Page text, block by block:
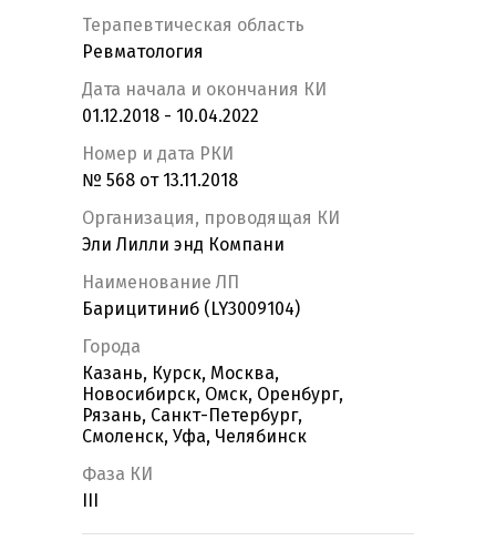
Терапевтическая область
Ревматология
Дата начала и окончания КИ
01.12.2018 - 10.04.2022
Номер и дата РКИ
№ 568 от 13.11.2018
Организация, проводящая КИ
Эли Лилли энд Компани
Наименование ЛП
Барицитиниб (LY3009104)
Города
Казань, Курск, Москва,
Новосибирск, Омск, Оренбург,
Рязань, Санкт-Петербург,
Смоленск, Уфа, Челябинск
Фаза КИ